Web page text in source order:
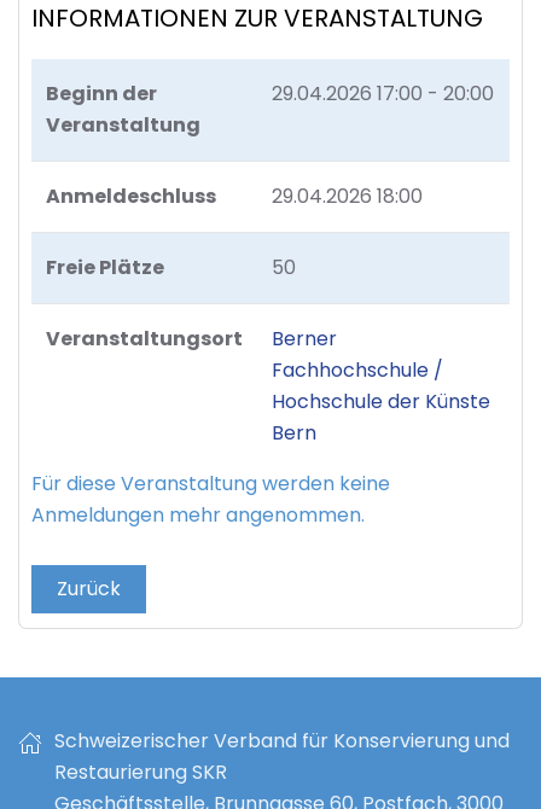
INFORMATIONEN ZUR VERANSTALTUNG
Beginn der
Veranstaltung
29.04.2026 17:00 - 20:00
Anmeldeschluss 29.04.2026 18:00
Freie Plätze 50
Veranstaltungsort
Berner
Fachhochschule /
Hochschule der Künste
Bern
Für diese Veranstaltung werden keine
Anmeldungen mehr angenommen.
Zurück
Schweizerischer Verband für Konservierung und
Restaurierung SKR